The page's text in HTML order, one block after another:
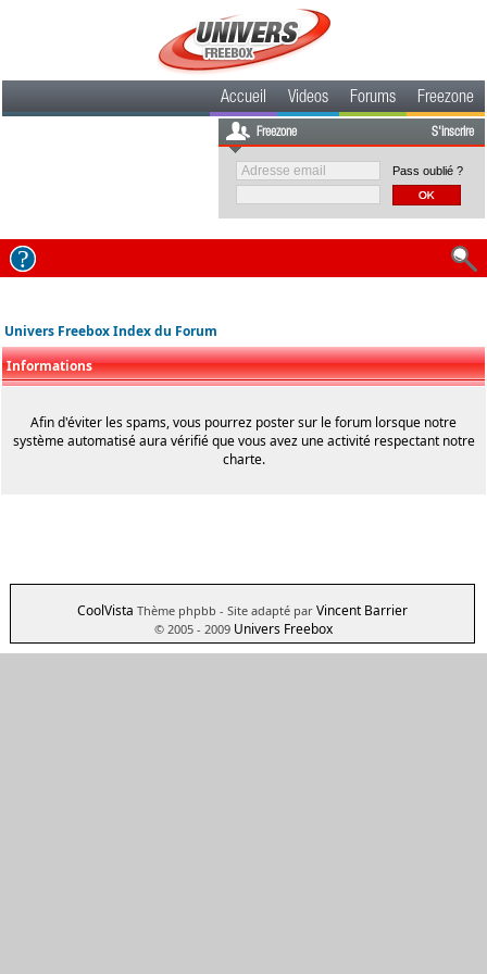
Accueil Videos Forums Freezone
Freezone S'inscrire
Pass oublié ?
Univers Freebox Index du Forum
Informations
Afin d'éviter les spams, vous pourrez poster sur le forum lorsque notre
système automatisé aura vérifié que vous avez une activité respectant notre
charte.
CoolVista Thème phpbb - Site adapté par Vincent Barrier
© 2005 - 2009 Univers Freebox